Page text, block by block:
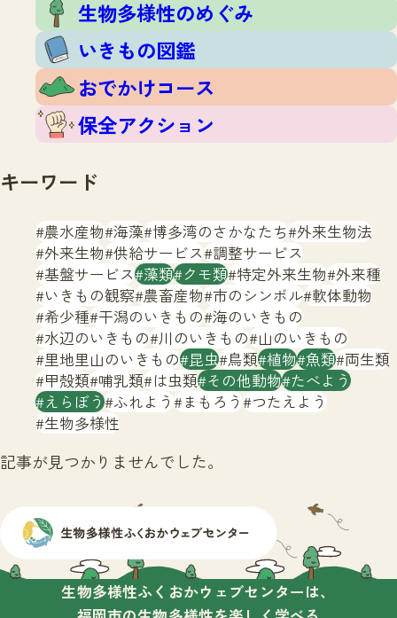
掲載申し込みフォーム
サイトマップ
生物多様性のめぐみ
いきもの図鑑
おでかけコース
保全アクション
キーワード
農水産物 海藻 博多湾のさかなたち 外来生物法
外来生物 供給サービス 調整サービス
基盤サービス 藻類 クモ類 特定外来生物 外来種
いきもの観察 農畜産物 市のシンボル 軟体動物
希少種 干潟のいきもの 海のいきもの
水辺のいきもの 川のいきもの 山のいきもの
里地里山のいきもの 昆虫 鳥類 植物 魚類 両生類
甲殻類 哺乳類 は虫類 その他動物 たべよう
えらぼう ふれよう まもろう つたえよう
生物多様性
記事が見つかりませんでした。
生物多様性ふくおかウェブセンターは、